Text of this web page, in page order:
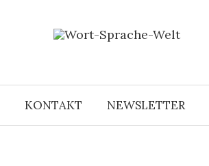
KONTAKT NEWSLETTER